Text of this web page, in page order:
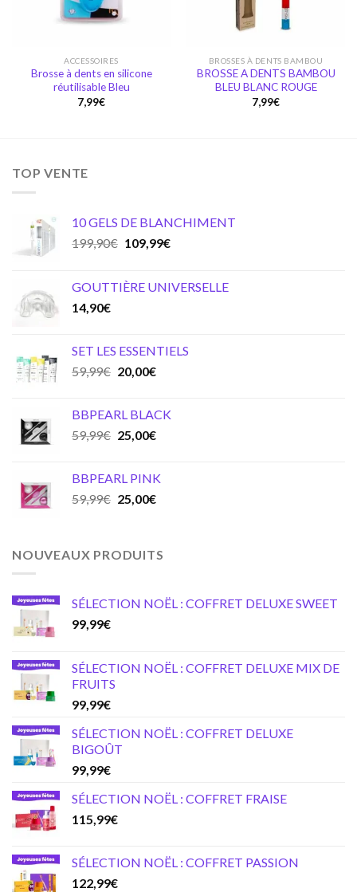
ACCESSOIRES
Brosse à dents en silicone
réutilisable Bleu
7,99€
BROSSES À DENTS BAMBOU
BROSSE A DENTS BAMBOU
BLEU BLANC ROUGE
7,99€
TOP VENTE
10 GELS DE BLANCHIMENT
199,90€ Original
199,90€.
109,99€Current
109,99€.
GOUTTIÈRE UNIVERSELLE
14,90€
SET LES ESSENTIELS
59,99€ Original
59,99€.
20,00€Current
20,00€.
BBPEARL BLACK
59,99€ Original
59,99€.
25,00€Current
25,00€.
BBPEARL PINK
59,99€ Original
59,99€.
25,00€Current
25,00€.
NOUVEAUX PRODUITS
SÉLECTION NOËL : COFFRET DELUXE SWEET
99,99€
SÉLECTION NOËL : COFFRET DELUXE MIX DE
FRUITS
99,99€
SÉLECTION NOËL : COFFRET DELUXE
BIGOÛT
99,99€
SÉLECTION NOËL : COFFRET FRAISE
115,99€
SÉLECTION NOËL : COFFRET PASSION
122,99€